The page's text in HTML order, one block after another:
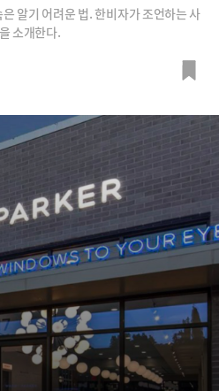
알기 어려운 법. 한비자가 조언하는 사
소개한다.